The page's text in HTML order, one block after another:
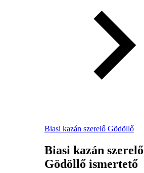
Biasi kazán szerelő Gödöllő
Biasi kazán szerelő
Gödöllő ismertető